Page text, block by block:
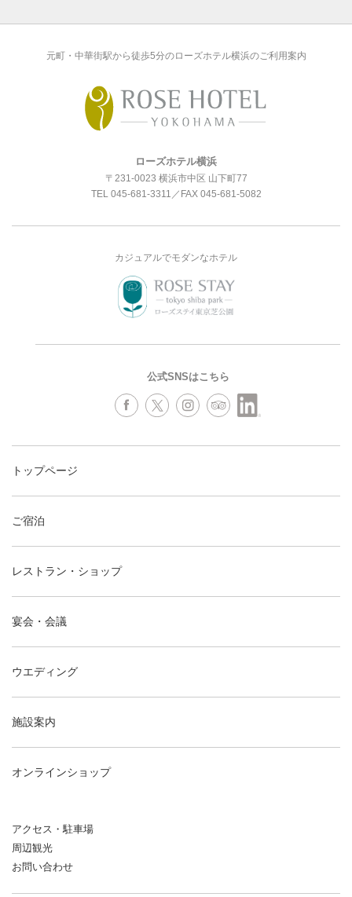
元町・中華街駅から徒歩5分のローズホテル横浜のご利用案内
ローズホテル横浜
〒231-0023 横浜市中区 山下町77
TEL 045-681-3311 ／FAX 045-681-5082
カジュアルでモダンなホテル
公式SNSはこちら
トップページ
ご宿泊
レストラン・ショップ
宴会・会議
ウエディング
施設案内
オンラインショップ
アクセス・駐車場
周辺観光
お問い合わせ